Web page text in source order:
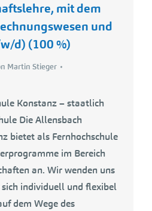
mit dem
und
d) (100 %)
Martin Stieger
Konstanz – staatlich
Die Allensbach
bietet als Fernhochschule
im Bereich
an. Wir wenden uns
individuell und flexibel
dem Wege des